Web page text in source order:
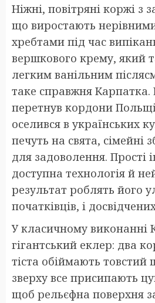
Ніжні, повітряні коржі з
що виростають
хребтами під час
вершкового крему, який
легким ванільним
таке справжня
перетнув кордони
оселився в українських
печуть на свята, сімейні
для задоволення. Прості
доступна технологія й
результат роблять його
початківців, і
У класичному виконанні
гігантський еклер: два
тіста обіймають
зверху все присипають
щоб рельєфна поверхня